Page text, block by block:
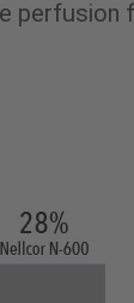
perfusion